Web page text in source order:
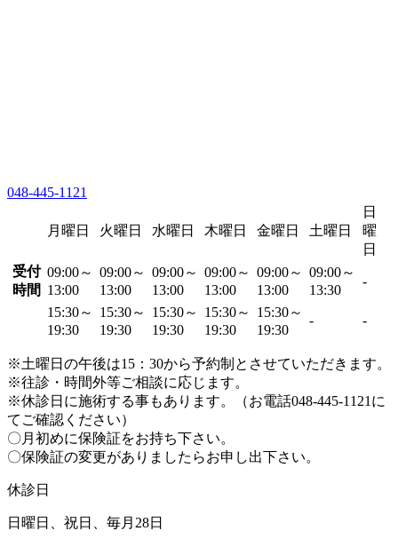
048-445-1121
月曜日 火曜日 水曜日 木曜日 金曜日 土曜日
日
曜
日
受付
時間
09:00～
13:00
09:00～
13:00
09:00～
13:00
09:00～
13:00
09:00～
13:00
09:00～
13:30
-
15:30～
19:30
15:30～
19:30
15:30～
19:30
15:30～
19:30
15:30～
19:30
- -
※土曜日の午後は15：30から予約制とさせていただきます。
※往診・時間外等ご相談に応じます。
※休診日に施術する事もあります。（お電話048-445-1121に
てご確認ください）
〇月初めに保険証をお持ち下さい。
〇保険証の変更がありましたらお申し出下さい。
休診日
日曜日、祝日、毎月28日